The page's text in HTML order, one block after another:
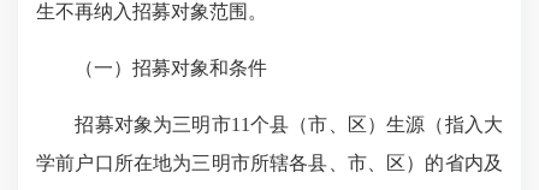
生不再纳入招募对象范围。
（一）招募对象和条件
招募对象为三明市11个县（市、区）生源（指入大
学前户口所在地为三明市所辖各县、市、区）的省内及